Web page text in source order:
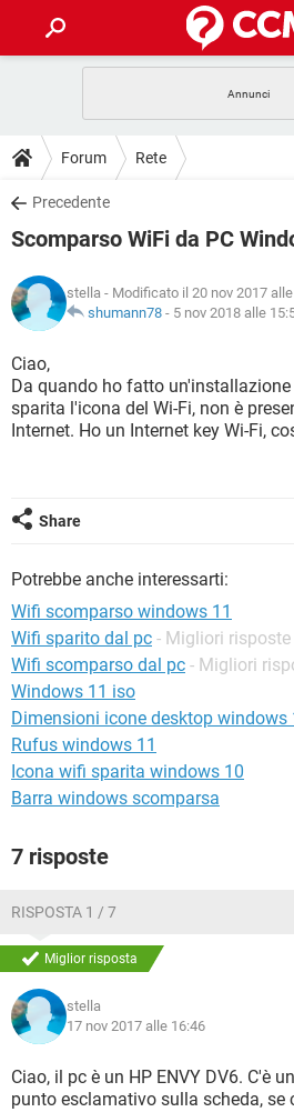
INTRATTENIMENTO
iOS
INSTAGRAM
TIKTOK
HARDWARE
GUIDE
COVID-19
INSTAGRAM
TIKTOK
HARDWARE
DOWNLOAD
COVID-19
INTRATTENIMENTO
iOS
INSTAGRAM
TIKTOK
HARDWARE
COVID-19
INTRATTENIMENTO
iOS
INSTAGRAM
GLOSSARIO
COVID-19
INTRATTENIMENTO
iOS
TIKTOK
Forum Rete
Precedente
Scomparso WiFi da PC
stella - Modificato il 20 nov 2017
shumann78 - 5 nov 2018 alle
Ciao,
Da quando ho fatto
sparita l'icona del Wi-Fi, non è
Internet. Ho un Internet key Wi-Fi,
Share
Potrebbe anche interessarti:
Wifi scomparso windows 11
Wifi sparito dal pc - Migliori risposte
Wifi scomparso dal pc - Migliori
Windows 11 iso
Dimensioni icone desktop windows
Rufus windows 11
Icona wifi sparita windows 10
Barra windows scomparsa
7 risposte
RISPOSTA 1 / 7
Miglior risposta
stella
17 nov 2017 alle 16:46
Ciao, il pc è un HP ENVY DV6. C'è
punto esclamativo sulla scheda, se